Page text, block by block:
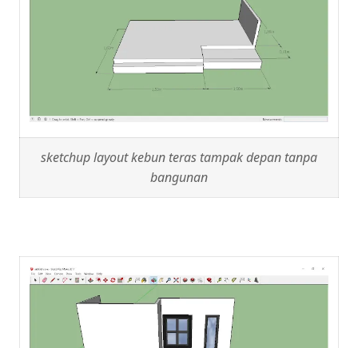
sketchup layout kebun teras tampak depan tanpa
bangunan